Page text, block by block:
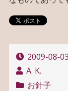
2009-08-03
A. K.
お針子